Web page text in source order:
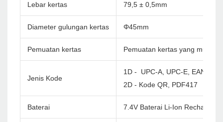
Lebar kertas 79,5 ± 0,5mm
Diameter gulungan kertas Φ45mm
Pemuatan kertas Pemuatan kertas yang mudah
Jenis Kode
1D - UPC-A, UPC-E, EAN-8,
2D - Kode QR, PDF417
Baterai 7.4V Baterai Li-Ion